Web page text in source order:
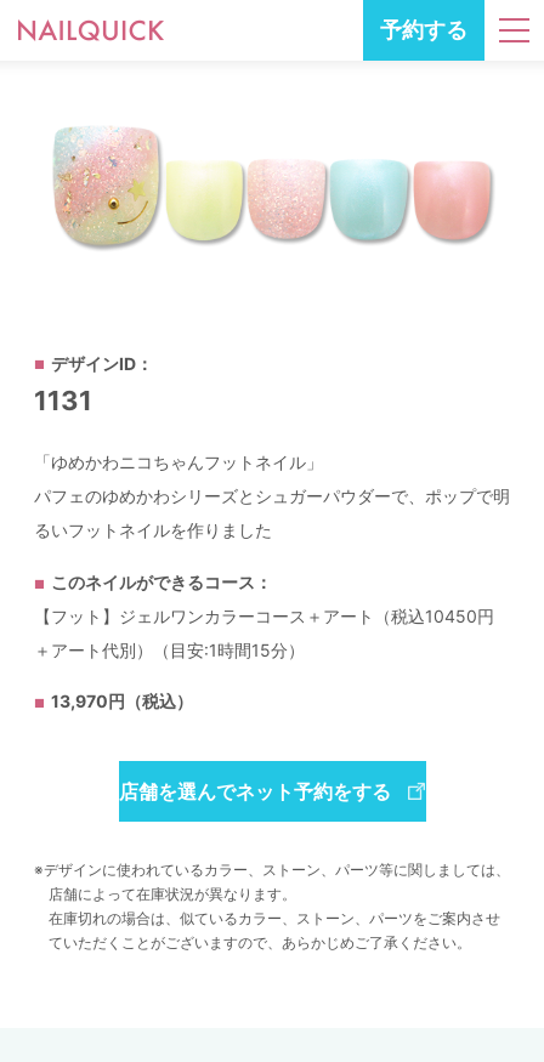
予約する
デザインID：
1131
「ゆめかわニコちゃんフットネイル」
パフェのゆめかわシリーズとシュガーパウダーで、ポップで明
るいフットネイルを作りました
このネイルができるコース：
【フット】ジェルワンカラーコース＋アート（税込10450円
＋アート代別）（目安:1時間15分）
13,970円（税込）
店舗を選んでネット予約をする
デザインに使われているカラー、ストーン、パーツ等に関しましては、
店舗によって在庫状況が異なります。
在庫切れの場合は、似ているカラー、ストーン、パーツをご案内させ
ていただくことがございますので、あらかじめご了承ください。